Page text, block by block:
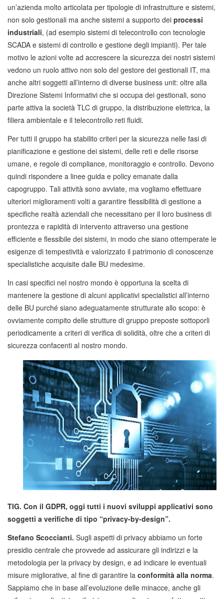
un’azienda molto articolata per tipologie di infrastrutture e sistemi,
non solo gestionali ma anche sistemi a supporto dei processi
industriali, (ad esempio sistemi di telecontrollo con tecnologie
SCADA e sistemi di controllo e gestione degli impianti). Per tale
motivo le azioni volte ad accrescere la sicurezza dei nostri sistemi
vedono un ruolo attivo non solo del gestore dei gestionali IT, ma
anche altri soggetti all’interno di diverse business unit: oltre alla
Direzione Sistemi Informativi che si occupa dei gestionali, sono
parte attiva la società TLC di gruppo, la distribuzione elettrica, la
filiera ambientale e il telecontrollo reti fluidi.
Per tutti il gruppo ha stabilito criteri per la sicurezza nelle fasi di
pianificazione e gestione dei sistemi, delle reti e delle risorse
umane, e regole di compliance, monitoraggio e controllo. Devono
quindi rispondere a linee guida e policy emanate dalla
capogruppo. Tali attività sono avviate, ma vogliamo effettuare
ulteriori miglioramenti volti a garantire flessibilità di gestione a
specifiche realtà aziendali che necessitano per il loro business di
prontezza e rapidità di intervento attraverso una gestione
efficiente e flessibile dei sistemi, in modo che siano ottemperate le
esigenze di tempestività e valorizzato il patrimonio di conoscenze
specialistiche acquisite dalle BU medesime.
In casi specifici nel nostro mondo è opportuna la scelta di
mantenere la gestione di alcuni applicativi specialistici all’interno
delle BU purché siano adeguatamente strutturate allo scopo: è
ovviamente compito delle strutture di gruppo preposte sottoporli
periodicamente a criteri di verifica di solidità, oltre che a criteri di
sicurezza confacenti al nostro mondo.
TIG. Con il GDPR, oggi tutti i nuovi sviluppi applicativi sono
soggetti a verifiche di tipo “privacy-by-design”.
Stefano Scoccianti. Sugli aspetti di privacy abbiamo un forte
presidio centrale che provvede ad assicurare gli indirizzi e la
metodologia per la privacy by design, e ad indicare le eventuali
misure migliorative, al fine di garantire la conformità alla norma.
Sappiamo che in base all’evoluzione delle minacce, anche gli